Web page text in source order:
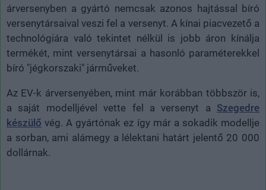
árversenyben a gyártó nemcsak azonos hajtással bíró
versenytársaival veszi fel a versenyt. A kínai piacvezető a
technológiára való tekintet nélkül is jobb áron kínálja
termékét, mint versenytársai a hasonló paraméterekkel
bíró "jégkorszaki" járműveket.
Az EV-k árversenyében, mint már korábban többször is,
a saját modelljével vette fel a versenyt a Szegedre
készülő vég. A gyártónak ez így már a sokadik modellje
a sorban, ami alámegy a lélektani határt jelentő 20 000
dollárnak.